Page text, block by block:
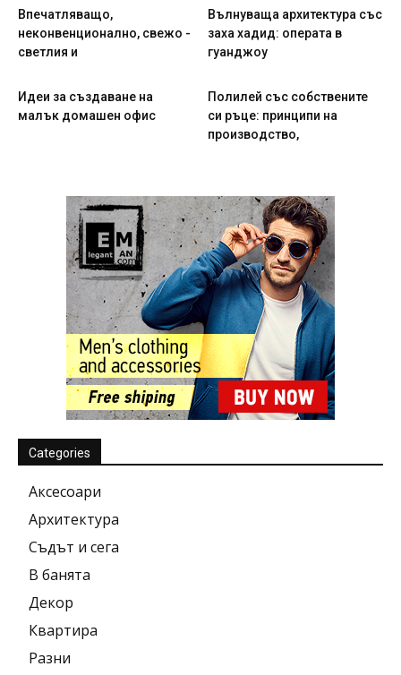
Впечатляващо,
неконвенционално, свежо -
светлия и
Вълнуваща архитектура със
заха хадид: операта в
гуанджоу
Идеи за създаване на
малък домашен офис
Полилей със собствените
си ръце: принципи на
производство,
Categories
Аксесоари
Архитектура
Съдът и сега
В банята
Декор
Квартира
Разни